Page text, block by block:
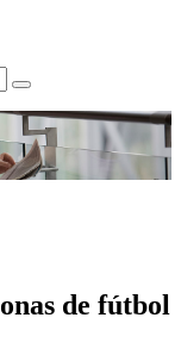
de fútbol